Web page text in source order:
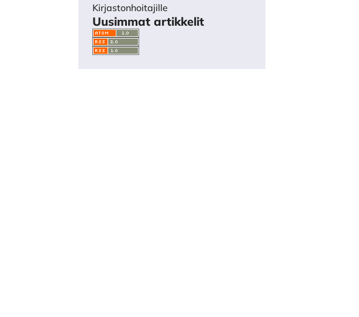
Kirjastonhoitajille
Uusimmat artikkelit